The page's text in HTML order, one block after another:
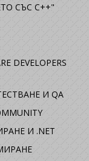
СЪС C++"
DEVELOPERS
И QA
И .NET